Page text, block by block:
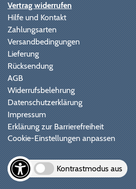
Vertrag widerrufen
Hilfe und Kontakt
Zahlungsarten
Versandbedingungen
Lieferung
Rücksendung
AGB
Widerrufsbelehrung
Datenschutzerklärung
Impressum
Erklärung zur Barrierefreiheit
Cookie-Einstellungen anpassen
Kontrastmodus aus